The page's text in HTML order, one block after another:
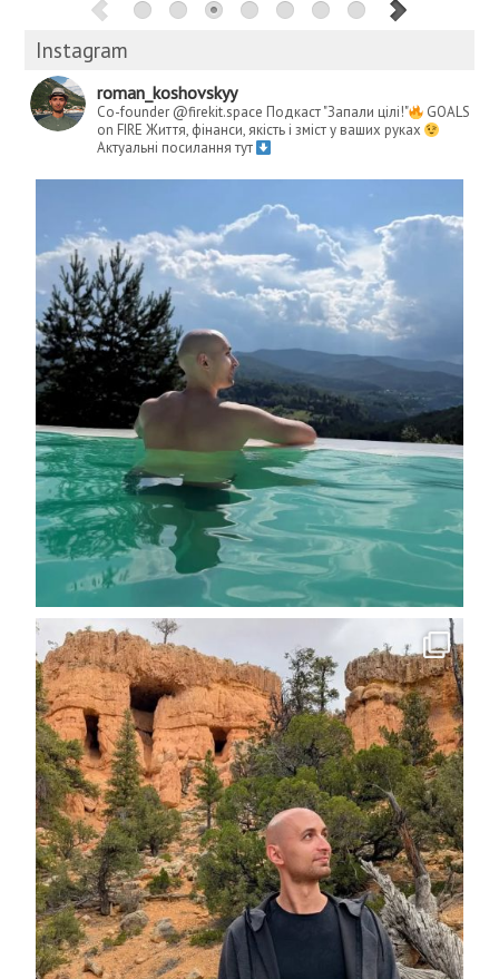
Instagram
roman_koshovskyy
Co-founder @firekit.space Подкаст "Запали цілі!"
GOALS
on FIRE Життя, фінанси, якість і зміст у ваших руках
Актуальні посилання тут